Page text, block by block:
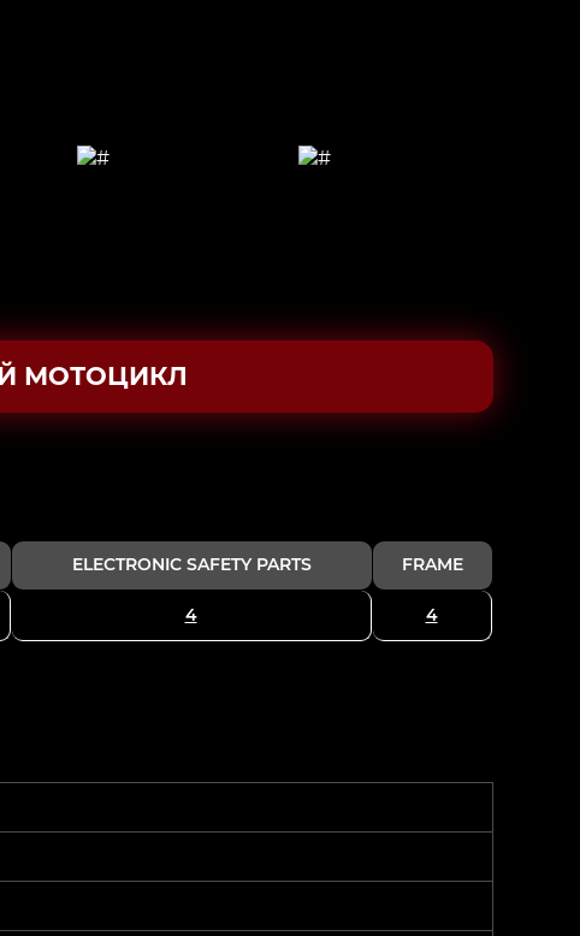
МОТОЦИКЛ
ELECTRONIC SAFETY PARTS FRAME
4 4